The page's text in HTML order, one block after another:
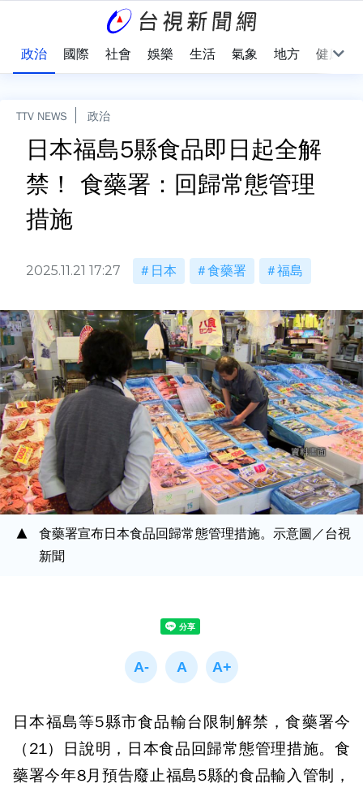
政治 國際 社會 娛樂 生活 氣象 地方 健康
TTV NEWS 政治
日本福島5縣食品即日起全解
禁！ 食藥署：回歸常態管理
措施
2025.11.21 17:27 日本 食藥署 福島
食藥署宣布日本食品回歸常態管理措施。示意圖／台視
新聞
日本福島等5縣市食品輸台限制解禁，食藥署今
（21）日說明，日本食品回歸常態管理措施。食
藥署今年8月預告廢止福島5縣的食品輸入管制，